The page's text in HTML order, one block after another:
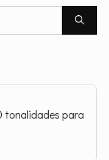
tonalidades para